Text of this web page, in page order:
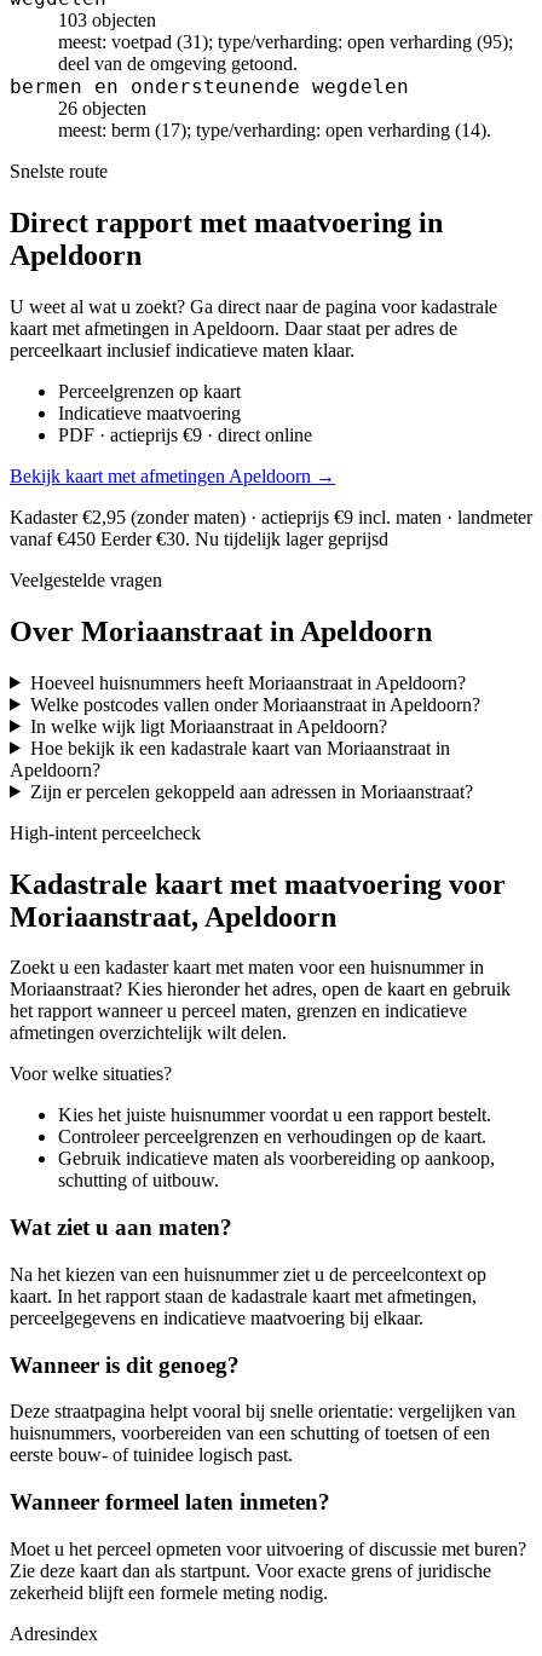
103 objecten
meest: voetpad (31); type/verharding: open verharding (95);
deel van de omgeving getoond.
bermen en ondersteunende wegdelen
26 objecten
meest: berm (17); type/verharding: open verharding (14).
Snelste route
Direct rapport met maatvoering in
Apeldoorn
U weet al wat u zoekt? Ga direct naar de pagina voor kadastrale
kaart met afmetingen in Apeldoorn. Daar staat per adres de
perceelkaart inclusief indicatieve maten klaar.
Perceelgrenzen op kaart
Indicatieve maatvoering
PDF · actieprijs €9 · direct online
Bekijk kaart met afmetingen Apeldoorn →
Kadaster €2,95 (zonder maten) · actieprijs €9 incl. maten · landmeter
vanaf €450 Eerder €30. Nu tijdelijk lager geprijsd
Veelgestelde vragen
Over Moriaanstraat in Apeldoorn
Hoeveel huisnummers heeft Moriaanstraat in Apeldoorn?
Welke postcodes vallen onder Moriaanstraat in Apeldoorn?
In welke wijk ligt Moriaanstraat in Apeldoorn?
Hoe bekijk ik een kadastrale kaart van Moriaanstraat in
Apeldoorn?
Zijn er percelen gekoppeld aan adressen in Moriaanstraat?
High-intent perceelcheck
Kadastrale kaart met maatvoering voor
Moriaanstraat, Apeldoorn
Zoekt u een kadaster kaart met maten voor een huisnummer in
Moriaanstraat? Kies hieronder het adres, open de kaart en gebruik
het rapport wanneer u perceel maten, grenzen en indicatieve
afmetingen overzichtelijk wilt delen.
Voor welke situaties?
Kies het juiste huisnummer voordat u een rapport bestelt.
Controleer perceelgrenzen en verhoudingen op de kaart.
Gebruik indicatieve maten als voorbereiding op aankoop,
schutting of uitbouw.
Wat ziet u aan maten?
Na het kiezen van een huisnummer ziet u de perceelcontext op
kaart. In het rapport staan de kadastrale kaart met afmetingen,
perceelgegevens en indicatieve maatvoering bij elkaar.
Wanneer is dit genoeg?
Deze straatpagina helpt vooral bij snelle orientatie: vergelijken van
huisnummers, voorbereiden van een schutting of toetsen of een
eerste bouw- of tuinidee logisch past.
Wanneer formeel laten inmeten?
Moet u het perceel opmeten voor uitvoering of discussie met buren?
Zie deze kaart dan als startpunt. Voor exacte grens of juridische
zekerheid blijft een formele meting nodig.
Adresindex